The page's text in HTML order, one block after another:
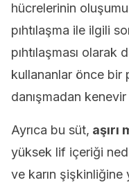
hücrelerinin
pıhtılaşma ile ilgili
pıhtılaşması olarak
kullananlar önce
danışmadan
Ayrıca bu süt,
yüksek lif içeriği
ve karın şişkinliğine